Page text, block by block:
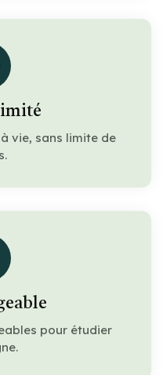
vie, sans limite de
pour étudier